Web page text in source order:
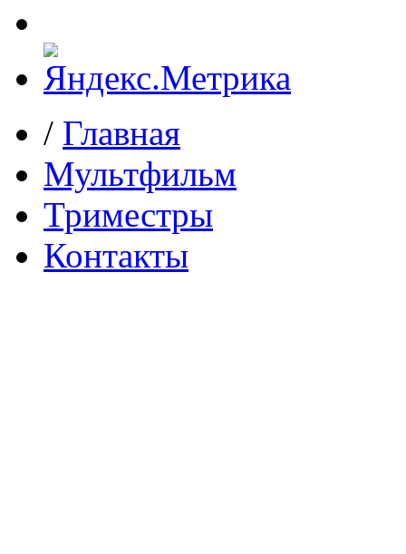
/ Главная
Мультфильм
Триместры
Контакты